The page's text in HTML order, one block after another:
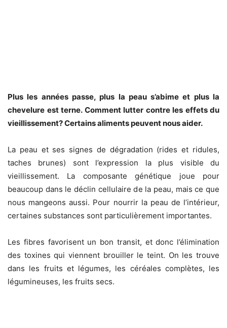
Plus les années passe, plus la peau s’abime et plus la
chevelure est terne. Comment lutter contre les effets du
vieillissement? Certains aliments peuvent nous aider.
La peau et ses signes de dégradation (rides et ridules,
taches brunes) sont l’expression la plus visible du
vieillissement. La composante génétique joue pour
beaucoup dans le déclin cellulaire de la peau, mais ce que
nous mangeons aussi. Pour nourrir la peau de l’intérieur,
certaines substances sont particulièrement importantes.
Les fibres favorisent un bon transit, et donc l’élimination
des toxines qui viennent brouiller le teint. On les trouve
dans les fruits et légumes, les céréales complètes, les
légumineuses, les fruits secs.